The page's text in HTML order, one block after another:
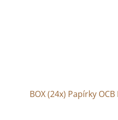
BOX (24x) Papírky